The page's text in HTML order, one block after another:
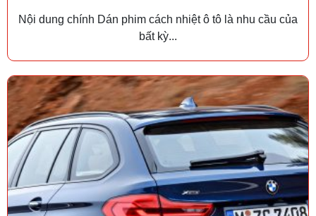
Nội dung chính Dán phim cách nhiệt ô tô là nhu cầu của
bất kỳ...